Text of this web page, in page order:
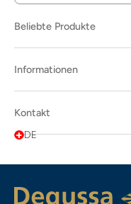
Beliebte Produkte
Informationen
Kontakt
DE